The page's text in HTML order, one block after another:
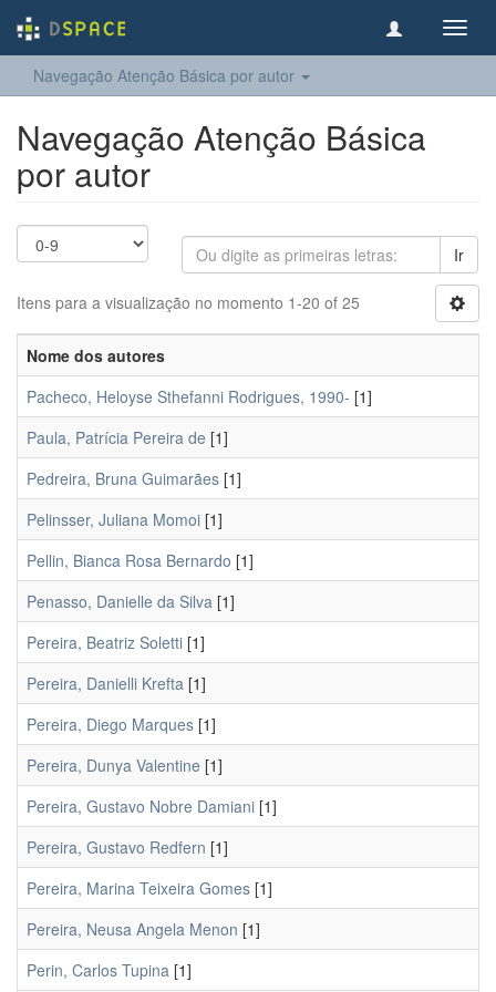
Navegação Atenção Básica por autor
Navegação Atenção Básica
por autor
Ir
Itens para a visualização no momento 1-20 of 25
Nome dos autores
Pacheco, Heloyse Sthefanni Rodrigues, 1990- [1]
Paula, Patrícia Pereira de [1]
Pedreira, Bruna Guimarães [1]
Pelinsser, Juliana Momoi [1]
Pellin, Bianca Rosa Bernardo [1]
Penasso, Danielle da Silva [1]
Pereira, Beatriz Soletti [1]
Pereira, Danielli Krefta [1]
Pereira, Diego Marques [1]
Pereira, Dunya Valentine [1]
Pereira, Gustavo Nobre Damiani [1]
Pereira, Gustavo Redfern [1]
Pereira, Marina Teixeira Gomes [1]
Pereira, Neusa Angela Menon [1]
Perin, Carlos Tupina [1]